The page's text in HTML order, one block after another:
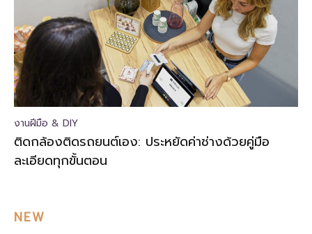
งานฝีมือ & DIY
ติดกล้องติดรถยนต์เอง: ประหยัดค่าช่างด้วยคู่มือ
ละเอียดทุกขั้นตอน
NEW